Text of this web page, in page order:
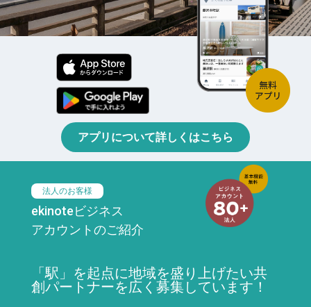
アプリについて詳しくはこちら
法人のお客様
ekinoteビジネス
アカウントのご紹介
「駅」を起点に地域を盛り上げたい共
創パートナーを広く募集しています！